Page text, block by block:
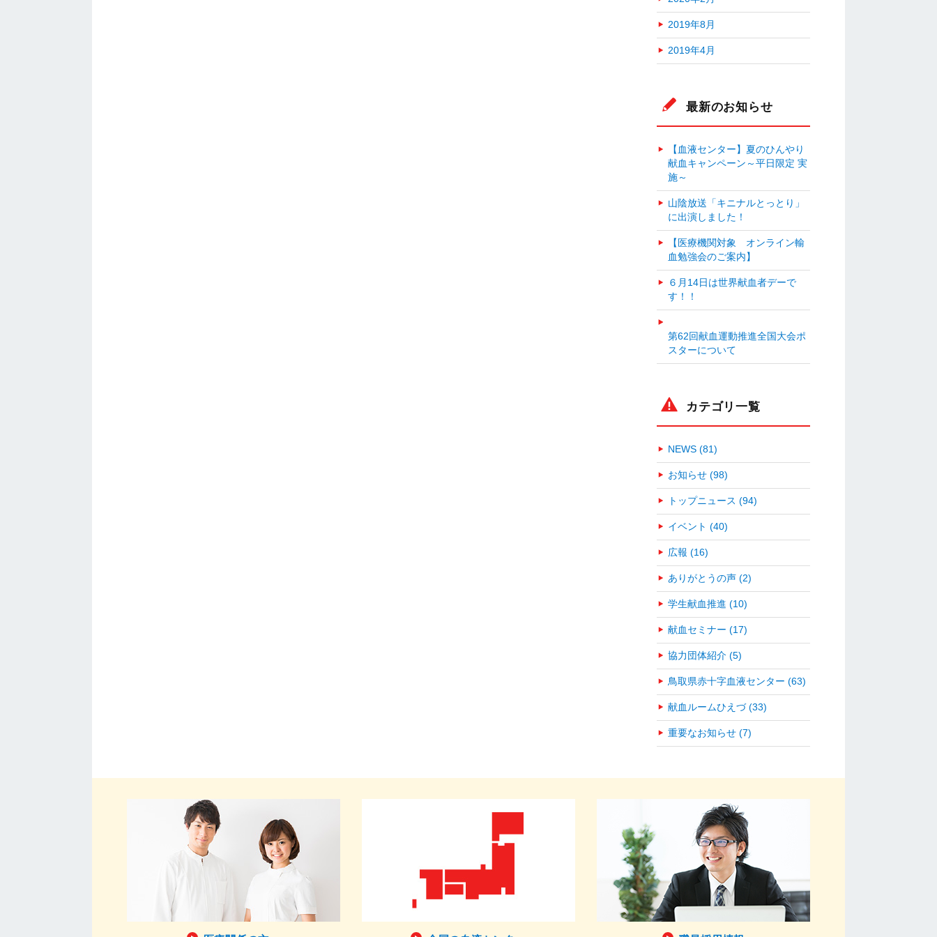
2019年8月
2019年4月
最新のお知らせ
【血液センター】夏のひんやり
献血キャンペーン～平日限定 実
施～
山陰放送「キニナルとっとり」
に出演しました！
【医療機関対象 オンライン輸
血勉強会のご案内】
６月14日は世界献血者デーで
す！！
第62回献血運動推進全国大会ポ
スターについて
カテゴリ一覧
NEWS (81)
お知らせ (98)
トップニュース (94)
イベント (40)
広報 (16)
ありがとうの声 (2)
学生献血推進 (10)
献血セミナー (17)
協力団体紹介 (5)
鳥取県赤十字血液センター (63)
献血ルームひえづ (33)
重要なお知らせ (7)